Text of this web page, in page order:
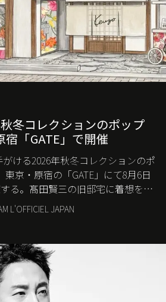
冬コレクションのポップ
宿「GATE」で開催
ける2026年秋冬コレクションのポ
京・原宿の「GATE」にて8月6日
る。髙田賢三の旧邸宅に着想を得
テージと遊び心が交差する最新
L'OFFICIEL JAPAN